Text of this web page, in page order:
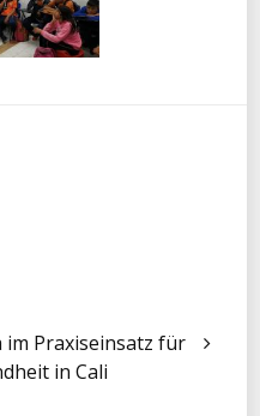
im Praxiseinsatz für
in Cali